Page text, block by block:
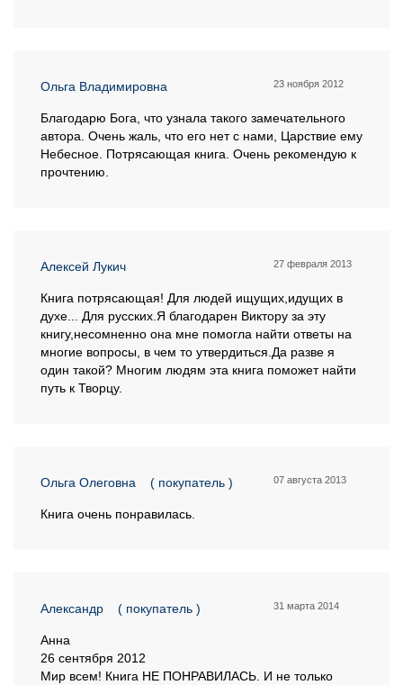
Ольга Владимировна 23 ноября 2012
Благодарю Бога, что узнала такого замечательного
автора. Очень жаль, что его нет с нами, Царствие ему
Небесное. Потрясающая книга. Очень рекомендую к
прочтению.
Алексей Лукич 27 февраля 2013
Книга потрясающая! Для людей ищущих,идущих в
духе... Для русских.Я благодарен Виктору за эту
книгу,несомненно она мне помогла найти ответы на
многие вопросы, в чем то утвердиться.Да разве я
один такой? Многим людям эта книга поможет найти
путь к Творцу.
Ольга Олеговна ( покупатель ) 07 августа 2013
Книга очень понравилась.
Александр ( покупатель ) 31 марта 2014
Анна
26 сентября 2012
Мир всем! Книга НЕ ПОНРАВИЛАСЬ. И не только